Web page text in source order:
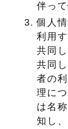
伴っ
個人
利用
共同
共同
者の
理に
は名
知し